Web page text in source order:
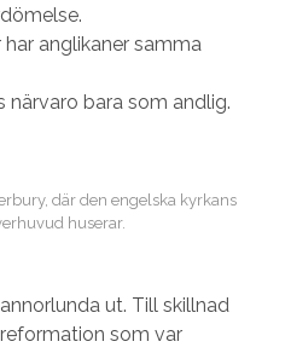
har anglikaner samma
närvaro bara som andlig.
där den engelska kyrkans
huserar.
ut. Till skillnad
som var